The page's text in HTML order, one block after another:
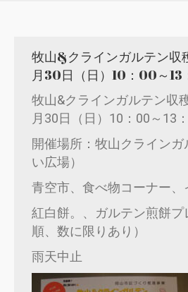
牧山&クラインガルテン
月30日（日）10：00～
牧山&クラインガルテン
月30日（日）10：00～13
開催場所：牧山クライン
い広場）
青空市、食べ物コーナー、
紅白餅。、ガルテン煎餅プ
順、数に限りあり）
雨天中止